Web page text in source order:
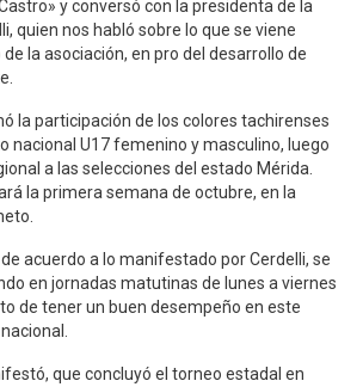
y conversó con la presidenta de la
quien nos habló sobre lo que se viene
la asociación, en pro del desarrollo de
la participación de los colores tachirenses
nacional U17 femenino y masculino, luego
a las selecciones del estado Mérida.
la primera semana de octubre, en la
acuerdo a lo manifestado por Cerdelli, se
en jornadas matutinas de lunes a viernes
de tener un buen desempeño en este
que concluyó el torneo estadal en